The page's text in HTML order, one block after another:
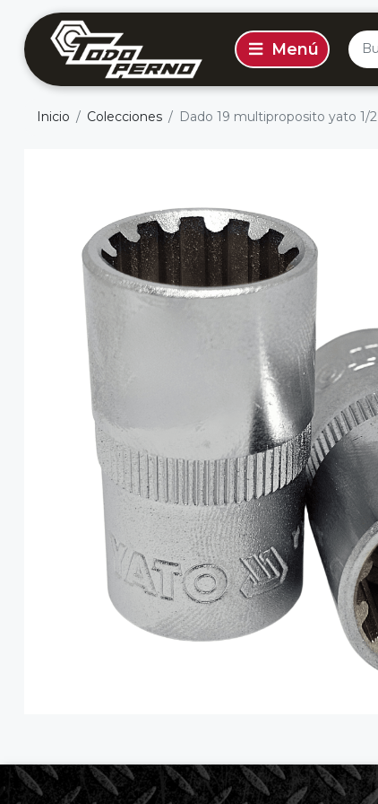
Inicio Colecciones Dado 19 multiproposito yato 1/2